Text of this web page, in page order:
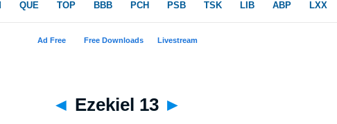
◄ Ezekiel 13 ►